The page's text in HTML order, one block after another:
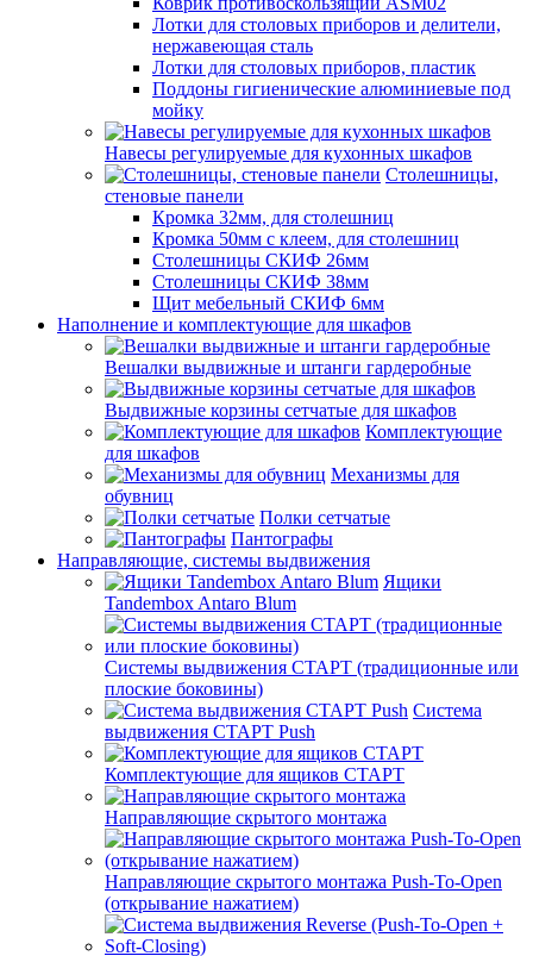
Лотки для столовых приборов и делители,
нержавеющая сталь
Лотки для столовых приборов, пластик
Поддоны гигиенические алюминиевые под
мойку
Навесы регулируемые для кухонных шкафов
Столешницы,
стеновые панели
Кромка 32мм, для столешниц
Кромка 50мм с клеем, для столешниц
Столешницы СКИФ 26мм
Столешницы СКИФ 38мм
Щит мебельный СКИФ 6мм
Наполнение и комплектующие для шкафов
Вешалки выдвижные и штанги гардеробные
Выдвижные корзины сетчатые для шкафов
Комплектующие
для шкафов
Механизмы для
обувниц
Полки сетчатые
Пантографы
Направляющие, системы выдвижения
Ящики
Tandembox Antaro Blum
Системы выдвижения СТАРТ (традиционные или
плоские боковины)
Система
выдвижения СТАРТ Push
Комплектующие для ящиков СТАРТ
Направляющие скрытого монтажа
Направляющие скрытого монтажа Push-To-Open
(открывание нажатием)